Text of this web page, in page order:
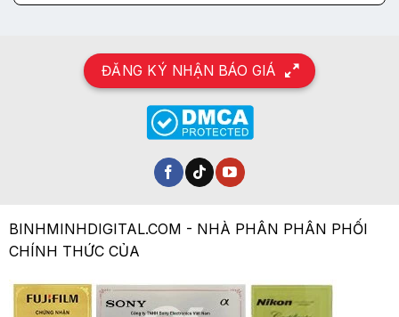
ĐĂNG KÝ NHẬN BÁO GIÁ
BINHMINHDIGITAL.COM - NHÀ PHÂN PHÂN PHỐI
CHÍNH THỨC CỦA